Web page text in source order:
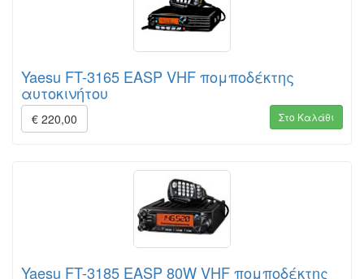
Yaesu FT-3165 EASP VHF πομποδέκτης
αυτοκινήτου
€ 220,00 Στο Καλάθι
Yaesu FT-3185 EASP 80W VHF πομποδέκτης